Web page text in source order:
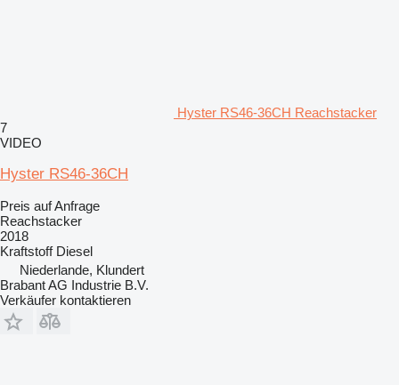
Hyster RS46-36CH Reachstacker
7
VIDEO
Hyster RS46-36CH
Preis auf Anfrage
Reachstacker
2018
Kraftstoff Diesel
Niederlande, Klundert
Brabant AG Industrie B.V.
Verkäufer kontaktieren